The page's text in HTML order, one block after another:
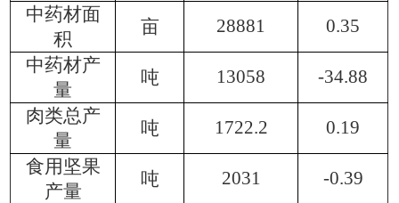
中药材面
积
亩 28881
0.35
中药材产
量
吨 13058
-34.88
肉类总产
量
吨 1722.2
0.19
食用坚果
产量
吨 2031 -0.39